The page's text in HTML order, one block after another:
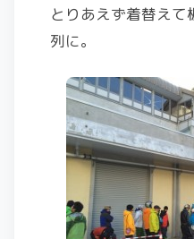
とりあえず着替えて
列に。